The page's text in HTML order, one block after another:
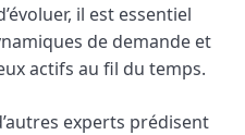
il est essentiel
de demande et
actifs au fil du temps.
experts prédisent